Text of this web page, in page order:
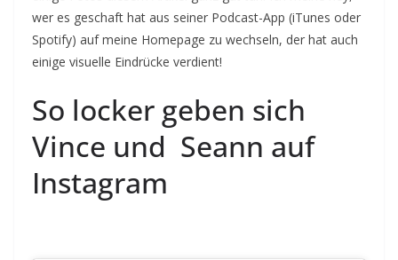
wer es geschaft hat aus seiner Podcast-App (iTunes oder
Spotify) auf meine Homepage zu wechseln, der hat auch
einige visuelle Eindrücke verdient!
So locker geben sich
Vince und Seann auf
Instagram